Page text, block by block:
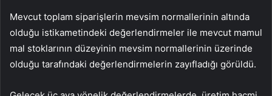
Mevcut toplam siparişlerin mevsim normallerinin altında
olduğu istikametindeki değerlendirmeler ile mevcut mamul
mal stoklarının düzeyinin mevsim normallerinin üzerinde
olduğu tarafındaki değerlendirmelerin zayıfladığı görüldü.